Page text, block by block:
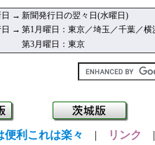
日 → 新聞発行日の翌々日(水曜日)
日 → 第1月曜日：東京／埼玉／千葉／横
第3月曜日：東京
便利これは楽々 | リンク